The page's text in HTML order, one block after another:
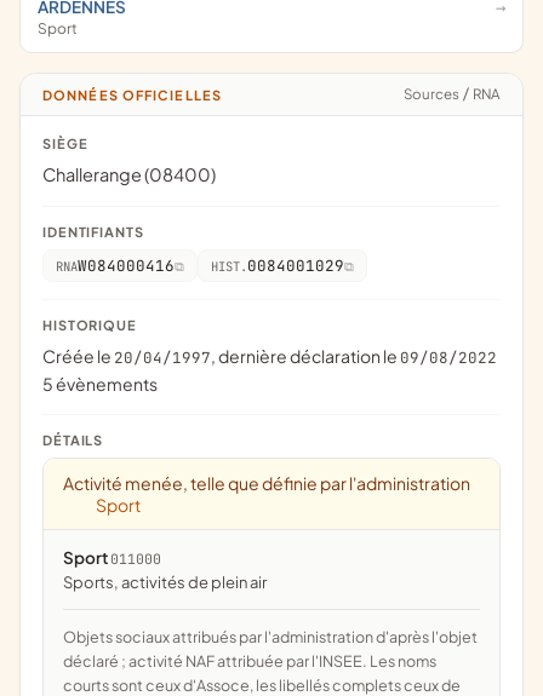
ARDENNES
Sport
DONNÉES OFFICIELLES Sources / RNA
SIÈGE
Challerange (08400)
IDENTIFIANTS
RNAW084000416 HIST. 0084001029
HISTORIQUE
Créée le 20/04/1997, dernière déclaration le 09/08/2022
5 évènements
DÉTAILS
Activité menée, telle que définie par l'administration
Sport
Sport 011000
Sports, activités de plein air
Objets sociaux attribués par l'administration d'après l'objet
déclaré ; activité NAF attribuée par l'INSEE. Les noms
courts sont ceux d'Assoce, les libellés complets ceux de